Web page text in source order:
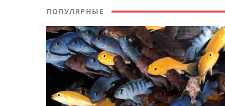
ПОПУЛЯРНЫЕ